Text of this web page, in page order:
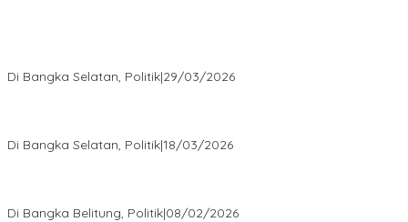
Di Bangka Selatan, Politik|29/03/2026
Di Bangka Selatan, Politik|18/03/2026
Di Bangka Belitung, Politik|08/02/2026